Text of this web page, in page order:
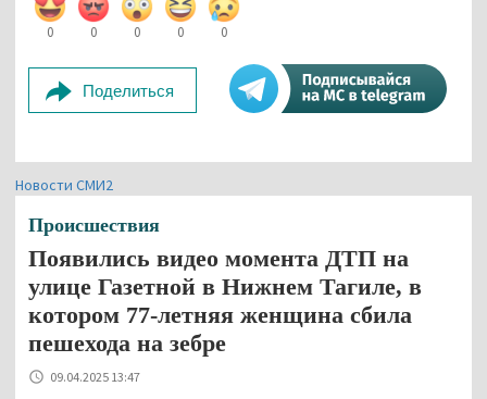
0 0 0 0 0
Поделиться
Новости СМИ2
Происшествия
Появились видео момента ДТП на
улице Газетной в Нижнем Тагиле, в
котором 77-летняя женщина сбила
пешехода на зебре
09.04.2025 13:47